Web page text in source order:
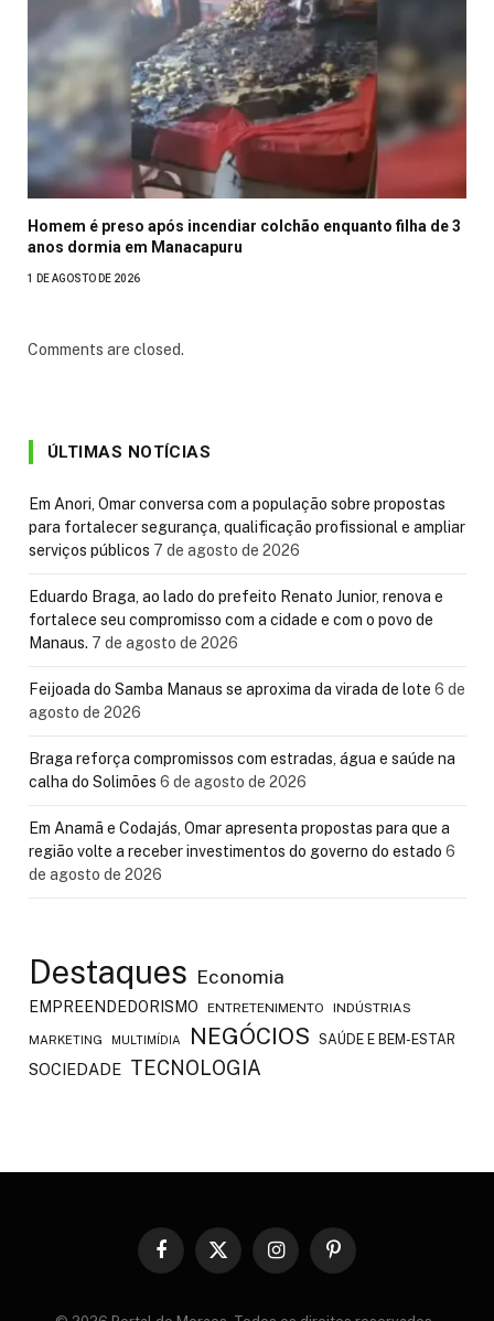
Homem é preso após incendiar colchão enquanto filha de 3
anos dormia em Manacapuru
1 DE AGOSTO DE 2026
Comments are closed.
ÚLTIMAS NOTÍCIAS
Em Anori, Omar conversa com a população sobre propostas
para fortalecer segurança, qualificação profissional e ampliar
serviços públicos 7 de agosto de 2026
Eduardo Braga, ao lado do prefeito Renato Junior, renova e
fortalece seu compromisso com a cidade e com o povo de
Manaus. 7 de agosto de 2026
Feijoada do Samba Manaus se aproxima da virada de lote 6 de
agosto de 2026
Braga reforça compromissos com estradas, água e saúde na
calha do Solimões 6 de agosto de 2026
Em Anamã e Codajás, Omar apresenta propostas para que a
região volte a receber investimentos do governo do estado 6
de agosto de 2026
Destaques Economia
EMPREENDEDORISMO ENTRETENIMENTO INDÚSTRIAS
MARKETING MULTIMÍDIA NEGÓCIOS SAÚDE E BEM-ESTAR
SOCIEDADE TECNOLOGIA
Facebook
X
InstagramPinterest